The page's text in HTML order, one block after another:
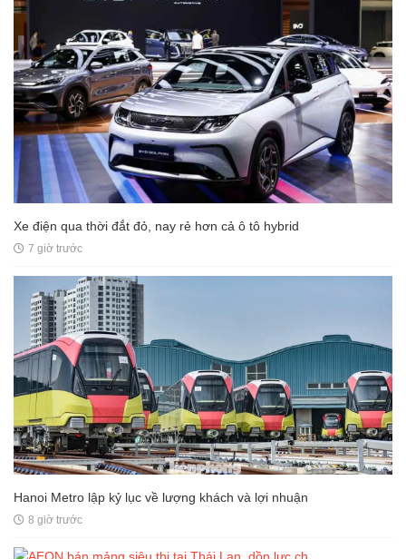
Xe điện qua thời đắt đỏ, nay rẻ hơn cả ô tô hybrid
7 giờ trước
Hanoi Metro lập kỷ lục về lượng khách và lợi nhuận
8 giờ trước